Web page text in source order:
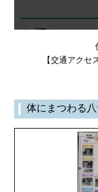
【交通アク
体にまつわる